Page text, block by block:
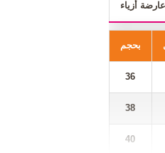
أزياء
بحجم
36
38
40